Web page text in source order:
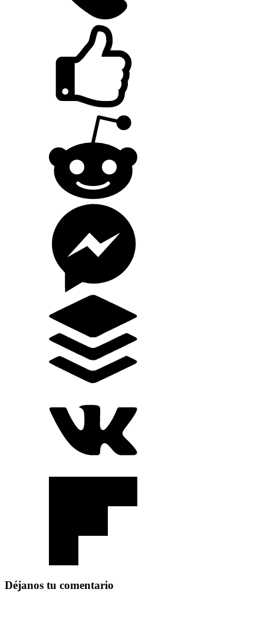
Déjanos tu comentario